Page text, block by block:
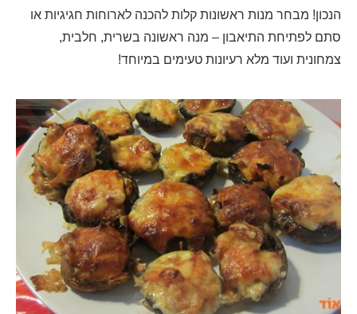
הנכון! מבחר מנות ראשונות קלות להכנה לארוחות חגיגיות או
סתם לפתיחת התיאבון – מנה ראשונה בשרית, חלבית,
צמחונית ועוד מלא רעיונות טעימים במיוחד!